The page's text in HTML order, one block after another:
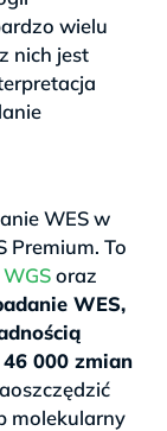
wielu
nich jest
WES w
Premium. To
WGSoraz
WES,
000 zmian
molekularny